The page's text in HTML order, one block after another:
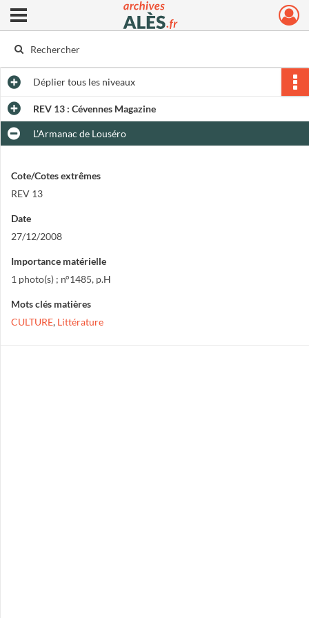
Archives municipales d'Alès
Ouvrir le menu déroulant
Dépliertous les niveaux
REV 13 : Cévennes Magazine
L'Armanac de Louséro
Cote/Cotes extrêmes
REV 13
Date
27/12/2008
Importance matérielle
1 photo(s) ; n°1485, p.H
Mots clés matières
CULTURE, Littérature